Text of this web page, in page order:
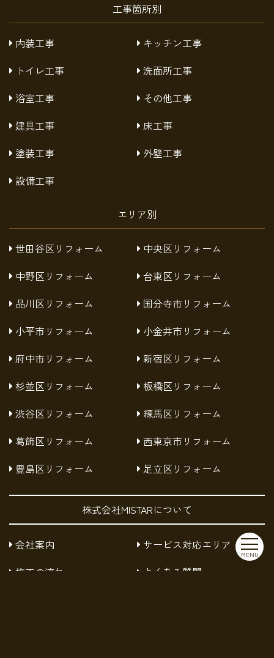
MENU
工事箇所別
内装工事
キッチン工事
トイレ工事
洗面所工事
浴室工事
その他工事
建具工事
床工事
塗装工事
外壁工事
設備工事
エリア別
世田谷区リフォーム
中央区リフォーム
中野区リフォーム
台東区リフォーム
品川区リフォーム
国分寺市リフォーム
小平市リフォーム
小金井市リフォーム
府中市リフォーム
新宿区リフォーム
杉並区リフォーム
板橋区リフォーム
渋谷区リフォーム
練馬区リフォーム
葛飾区リフォーム
西東京市リフォーム
豊島区リフォーム
足立区リフォーム
株式会社MISTARについて
会社案内
サービス対応エリア
施工の流れ
よくある質問